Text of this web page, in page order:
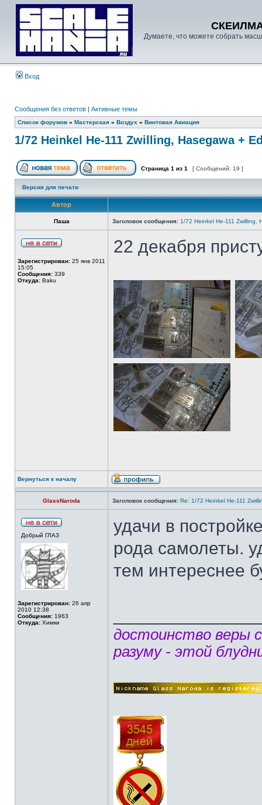
Думаете, что можете собрать
Вход
Сообщения без ответов | Активные темы
Список форумов » Мастерская » Воздух » Винтовая Авиация
1/72 Heinkel He-111 Zwilling, Hasegawa +
Страница 1 из 1 [ Сообщений: 19 ]
Версия для печати
Автор
Паша Заголовок сообщения: 1/72 Heinkel He-111 Zwilling,
Зарегистрирован: 25 янв 2011
15:05
Сообщения: 339
Откуда: Baku
22 декабря
Вернуться к началу
GlassNaroda Заголовок сообщения: Re: 1/72 Heinkel He-111
Добрый ГЛАЗ
Зарегистрирован: 26 апр
2010 12:38
Сообщения: 1963
Откуда: Химки
удачи в
рода самолеты.
тем интереснее
достоинство веры
разуму - этой